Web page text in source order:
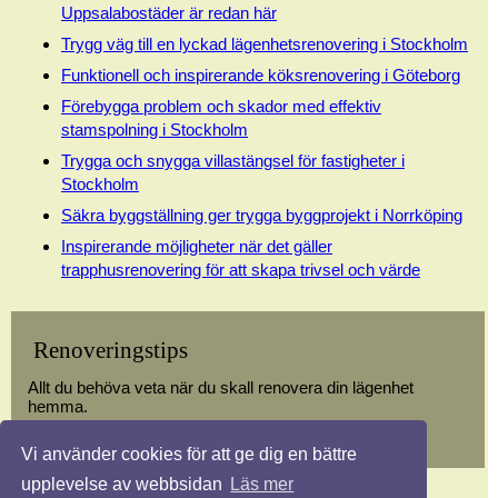
Vi använder cookies för att ge dig en bättre
upplevelse av webbsidan
Läs mer
Uppsalabostäder är redan här
Trygg väg till en lyckad lägenhetsrenovering i Stockholm
Funktionell och inspirerande köksrenovering i Göteborg
Förebygga problem och skador med effektiv
stamspolning i Stockholm
Trygga och snygga villastängsel för fastigheter i
Stockholm
Säkra byggställning ger trygga byggprojekt i Norrköping
Inspirerande möjligheter när det gäller
trapphusrenovering för att skapa trivsel och värde
Renoveringstips
Allt du behöva veta när du skall renovera din lägenhet
hemma.